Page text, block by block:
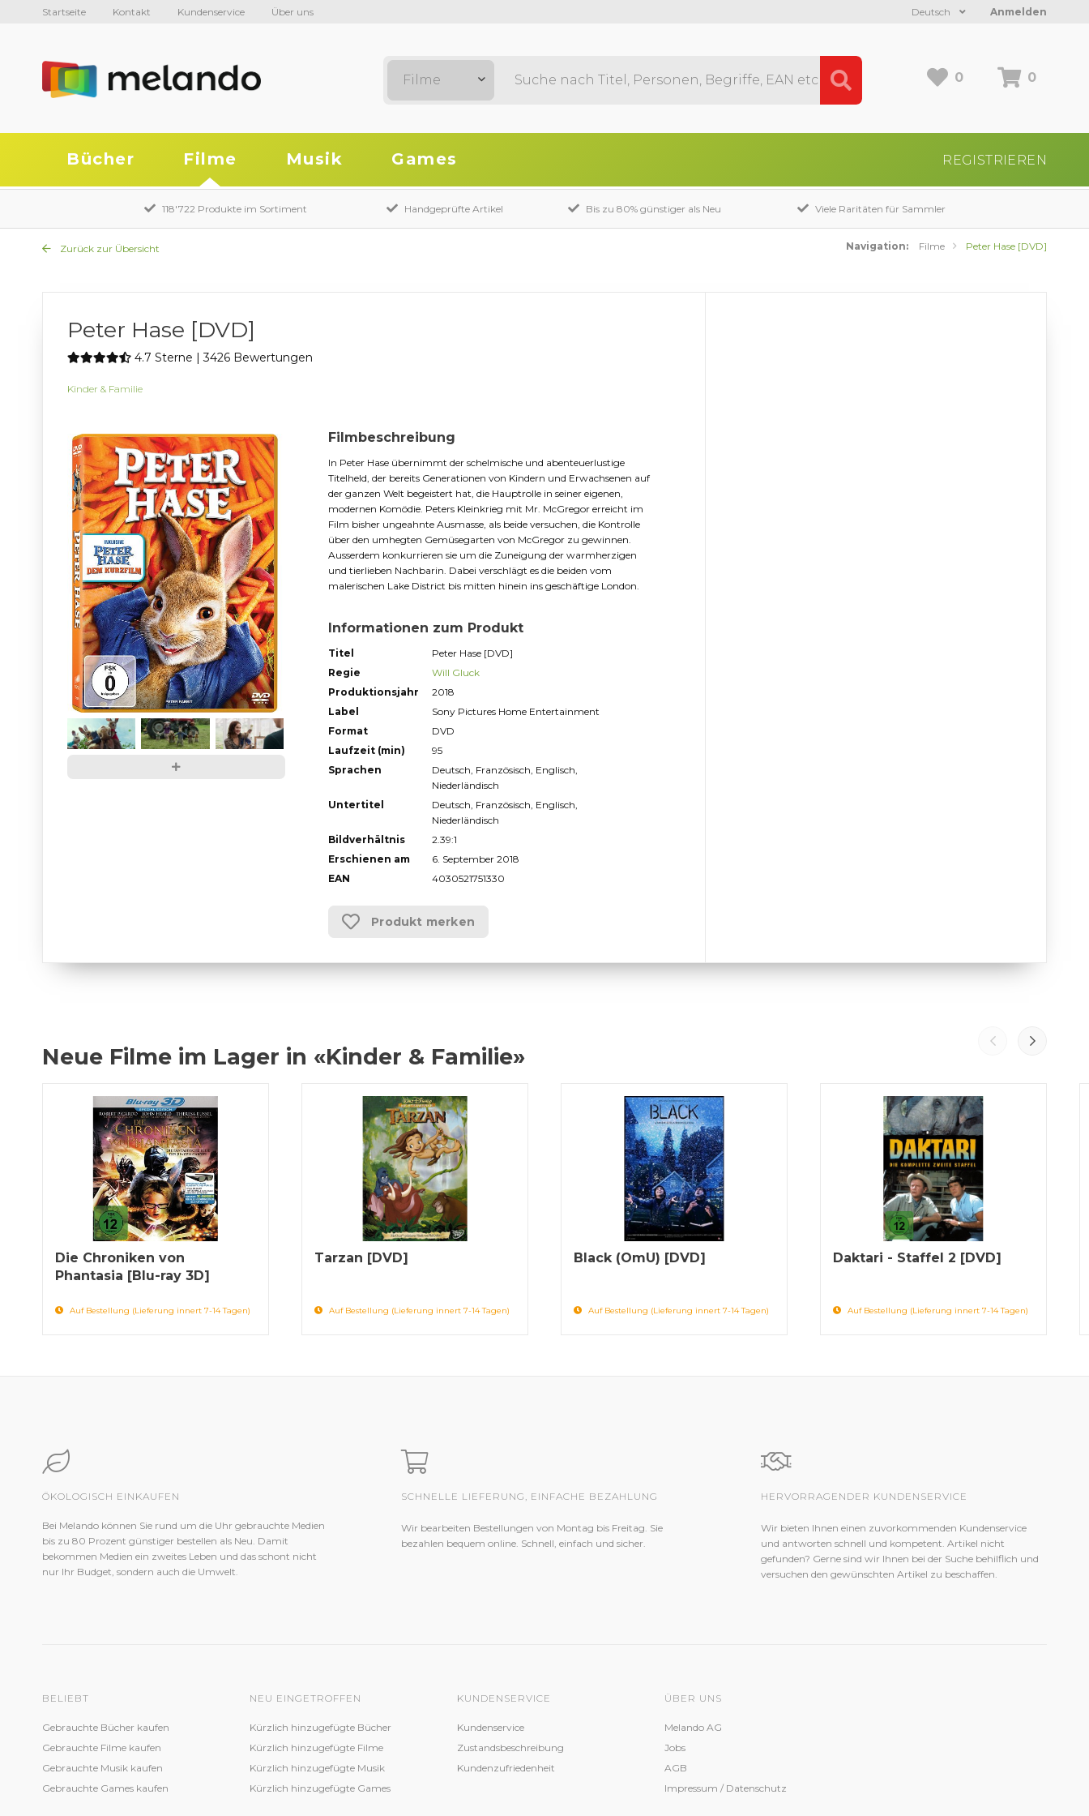
Startseite Kontakt Kundenservice Über uns Anmelden
Deutsch
0 0
Filme
Bücher Filme Musik Games REGISTRIEREN
118'722 Produkte im Sortiment Handgeprüfte Artikel Bis zu 80% günstiger als Neu Viele Raritäten für Sammler
Zurück zur Übersicht Navigation: Filme Peter Hase [DVD]
Peter Hase [DVD]
4.7 Sterne | 3426 Bewertungen
Kinder & Familie
Filmbeschreibung
In Peter Hase übernimmt der schelmische und abenteuerlustige
Titelheld, der bereits Generationen von Kindern und Erwachsenen auf
der ganzen Welt begeistert hat, die Hauptrolle in seiner eigenen,
modernen Komödie. Peters Kleinkrieg mit Mr. McGregor erreicht im
Film bisher ungeahnte Ausmasse, als beide versuchen, die Kontrolle
über den umhegten Gemüsegarten von McGregor zu gewinnen.
Ausserdem konkurrieren sie um die Zuneigung der warmherzigen
und tierlieben Nachbarin. Dabei verschlägt es die beiden vom
malerischen Lake District bis mitten hinein ins geschäftige London.
Informationen zum Produkt
Titel
Peter Hase [DVD]
Regie
Will Gluck
Produktionsjahr
2018
Label
Sony Pictures Home Entertainment
Format
DVD
Laufzeit (min)
95
Sprachen
Deutsch, Französisch, Englisch,
Niederländisch
Untertitel
Deutsch, Französisch, Englisch,
Niederländisch
Bildverhältnis
2.39:1
Erschienen am
6. September 2018
EAN
4030521751330
Produkt merken
Neue Filme im Lager in «Kinder & Familie»
Die Chroniken von
Phantasia [Blu-ray 3D]
Auf Bestellung (Lieferung innert 7-14 Tagen)
Tarzan [DVD]
Auf Bestellung (Lieferung innert 7-14 Tagen)
Black (OmU) [DVD]
Auf Bestellung (Lieferung innert 7-14 Tagen)
Daktari - Staffel 2 [DVD]
Auf Bestellung (Lieferung innert 7-14 Tagen)
ÖKOLOGISCH EINKAUFEN
Bei Melando können Sie rund um die Uhr gebrauchte Medien
bis zu 80 Prozent günstiger bestellen als Neu. Damit
bekommen Medien ein zweites Leben und das schont nicht
nur Ihr Budget, sondern auch die Umwelt.
SCHNELLE LIEFERUNG, EINFACHE BEZAHLUNG
Wir bearbeiten Bestellungen von Montag bis Freitag. Sie
bezahlen bequem online. Schnell, einfach und sicher.
HERVORRAGENDER KUNDENSERVICE
Wir bieten Ihnen einen zuvorkommenden Kundenservice
und antworten schnell und kompetent. Artikel nicht
gefunden? Gerne sind wir Ihnen bei der Suche behilflich und
versuchen den gewünschten Artikel zu beschaffen.
BELIEBT
Gebrauchte Bücher kaufen
Gebrauchte Filme kaufen
Gebrauchte Musik kaufen
Gebrauchte Games kaufen
NEU EINGETROFFEN
Kürzlich hinzugefügte Bücher
Kürzlich hinzugefügte Filme
Kürzlich hinzugefügte Musik
Kürzlich hinzugefügte Games
KUNDENSERVICE
Kundenservice
Zustandsbeschreibung
Kundenzufriedenheit
ÜBER UNS
Melando AG
Jobs
AGB
Impressum / Datenschutz